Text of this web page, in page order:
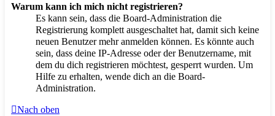
Warum kann ich mich nicht registrieren?
Es kann sein, dass die Board-Administration die
Registrierung komplett ausgeschaltet hat, damit sich keine
neuen Benutzer mehr anmelden können. Es könnte auch
sein, dass deine IP-Adresse oder der Benutzername, mit
dem du dich registrieren möchtest, gesperrt wurden. Um
Hilfe zu erhalten, wende dich an die Board-
Administration.
Nach oben